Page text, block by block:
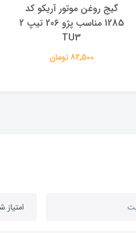
گیج روغن موتور آریکو کد
1285 مناسب پژو 206 تیپ 2
TU3
82,500 تومان